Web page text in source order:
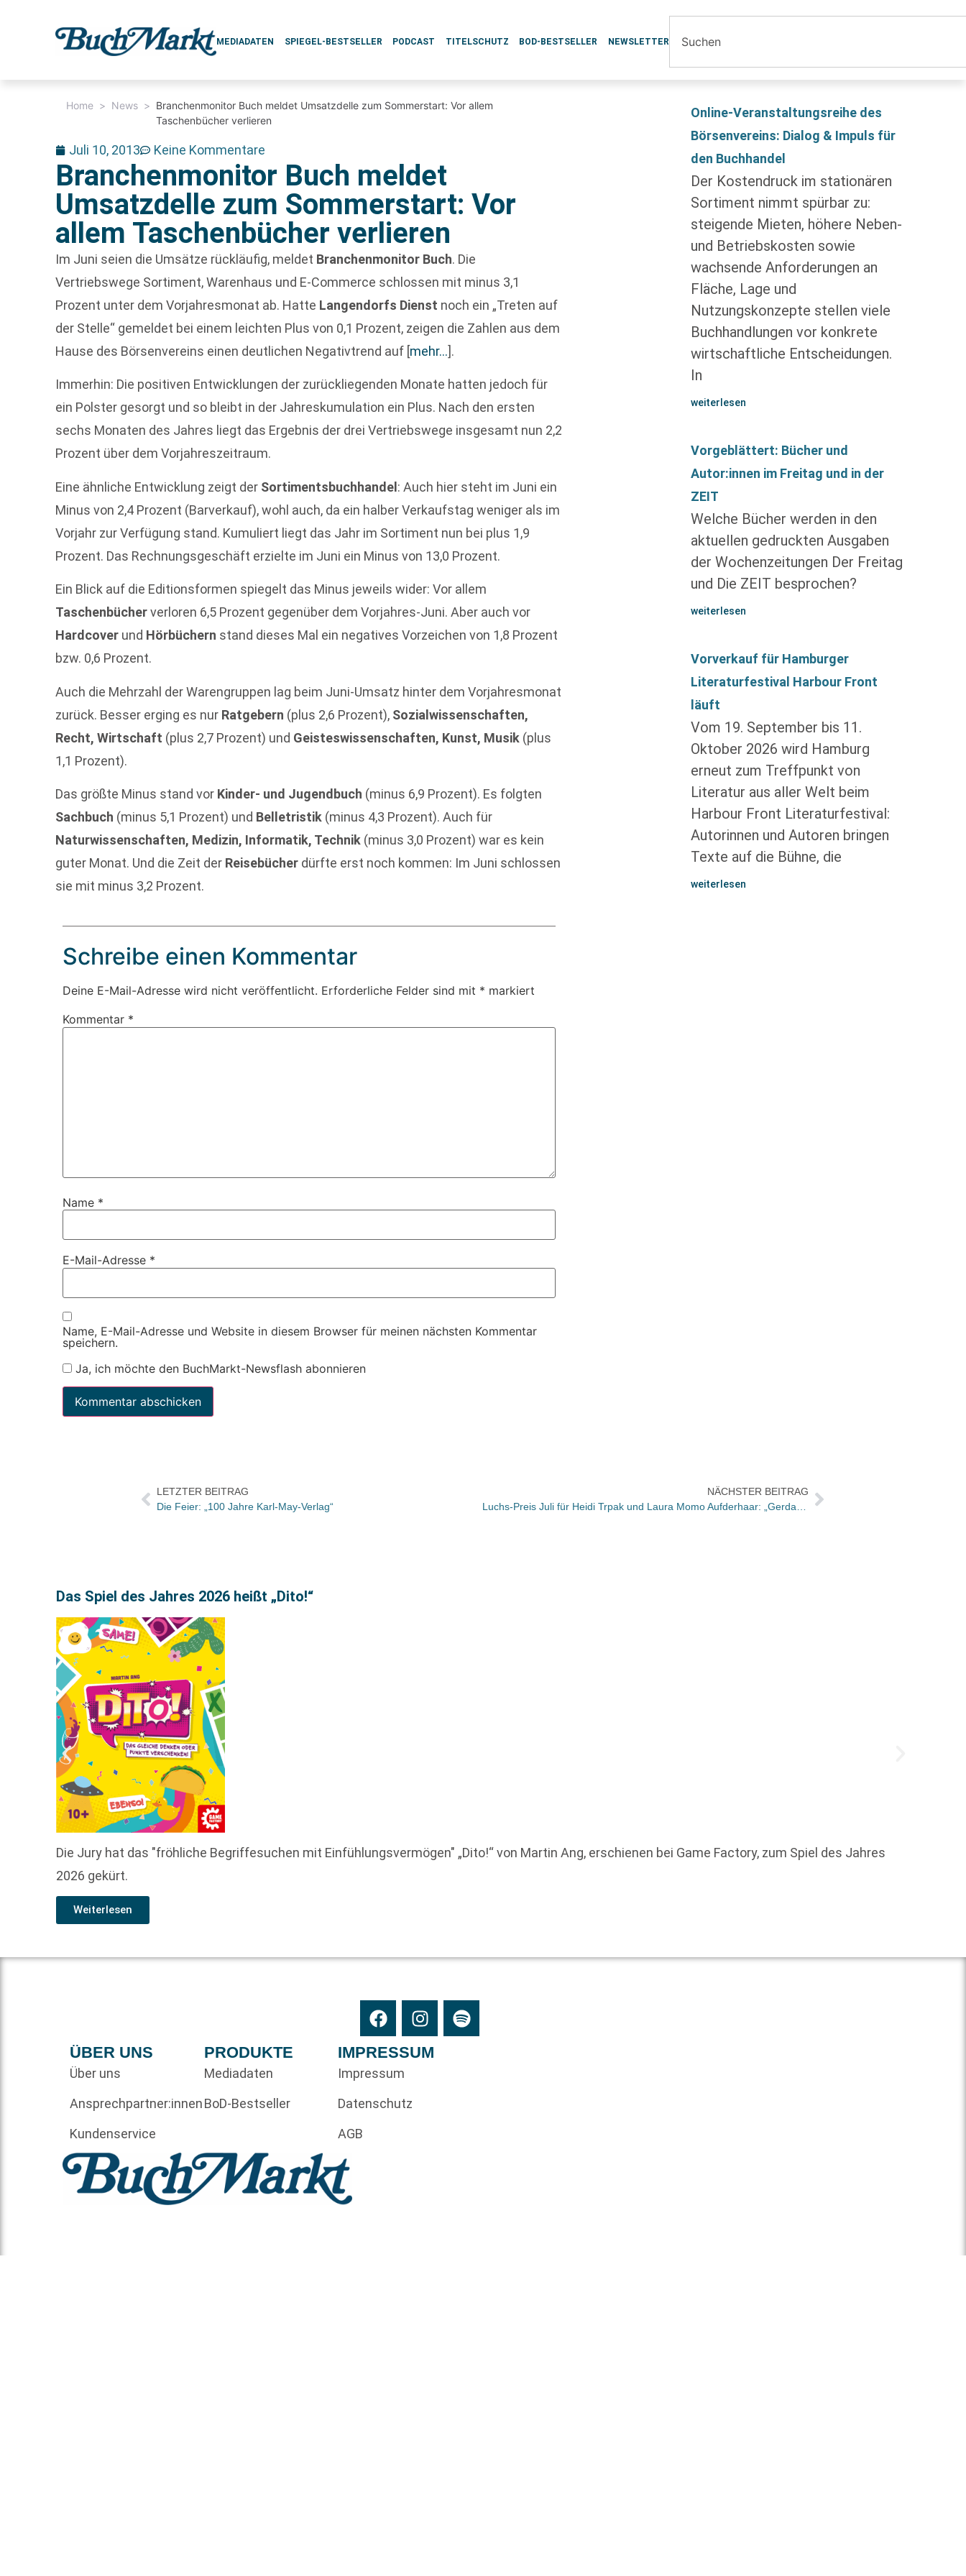
MEDIADATEN SPIEGEL-BESTSELLER PODCAST TITELSCHUTZ BOD-BESTSELLER NEWSLETTER
Home > News > Branchenmonitor Buch meldet Umsatzdelle zum Sommerstart: Vor allem
Taschenbücher verlieren
Juli 10, 2013 Keine Kommentare
Branchenmonitor Buch meldet
Umsatzdelle zum Sommerstart: Vor
allem Taschenbücher verlieren
Im Juni seien die Umsätze rückläufig, meldet Branchenmonitor Buch. Die
Vertriebswege Sortiment, Warenhaus und E-Commerce schlossen mit minus 3,1
Prozent unter dem Vorjahresmonat ab. Hatte Langendorfs Dienst noch ein „Treten auf
der Stelle“ gemeldet bei einem leichten Plus von 0,1 Prozent, zeigen die Zahlen aus dem
Hause des Börsenvereins einen deutlichen Negativtrend auf [mehr…].
Immerhin: Die positiven Entwicklungen der zurückliegenden Monate hatten jedoch für
ein Polster gesorgt und so bleibt in der Jahreskumulation ein Plus. Nach den ersten
sechs Monaten des Jahres liegt das Ergebnis der drei Vertriebswege insgesamt nun 2,2
Prozent über dem Vorjahreszeitraum.
Eine ähnliche Entwicklung zeigt der Sortimentsbuchhandel: Auch hier steht im Juni ein
Minus von 2,4 Prozent (Barverkauf), wohl auch, da ein halber Verkaufstag weniger als im
Vorjahr zur Verfügung stand. Kumuliert liegt das Jahr im Sortiment nun bei plus 1,9
Prozent. Das Rechnungsgeschäft erzielte im Juni ein Minus von 13,0 Prozent.
Ein Blick auf die Editionsformen spiegelt das Minus jeweils wider: Vor allem
Taschenbücherverloren 6,5 Prozent gegenüber dem Vorjahres-Juni. Aber auch vor
Hardcover und Hörbüchern stand dieses Mal ein negatives Vorzeichen von 1,8 Prozent
bzw. 0,6 Prozent.
Auch die Mehrzahl der Warengruppen lag beim Juni-Umsatz hinter dem Vorjahresmonat
zurück. Besser erging es nur Ratgebern (plus 2,6 Prozent), Sozialwissenschaften,
Recht, Wirtschaft (plus 2,7 Prozent) und Geisteswissenschaften, Kunst, Musik (plus
1,1 Prozent).
Das größte Minus stand vor Kinder- und Jugendbuch (minus 6,9 Prozent). Es folgten
Sachbuch (minus 5,1 Prozent) und Belletristik (minus 4,3 Prozent). Auch für
Naturwissenschaften, Medizin, Informatik, Technik (minus 3,0 Prozent) war es kein
guter Monat. Und die Zeit der Reisebücher dürfte erst noch kommen: Im Juni schlossen
sie mit minus 3,2 Prozent.
Schreibe einen Kommentar
Deine E-Mail-Adresse wird nicht veröffentlicht. Erforderliche Felder sind mit * markiert
Kommentar *
Name *
E-Mail-Adresse *
Name, E-Mail-Adresse und Website in diesem Browser für meinen nächsten Kommentar
speichern.
Ja, ich möchte den BuchMarkt-Newsflash abonnieren
Online-Veranstaltungsreihe des
Börsenvereins: Dialog & Impuls für
den Buchhandel
Der Kostendruck im stationären
Sortiment nimmt spürbar zu:
steigende Mieten, höhere Neben-
und Betriebskosten sowie
wachsende Anforderungen an
Fläche, Lage und
Nutzungskonzepte stellen viele
Buchhandlungen vor konkrete
wirtschaftliche Entscheidungen.
In
weiterlesen
Vorgeblättert: Bücher und
Autor:innen im Freitag und in der
ZEIT
Welche Bücher werden in den
aktuellen gedruckten Ausgaben
der Wochenzeitungen Der Freitag
und Die ZEIT besprochen?
weiterlesen
Vorverkauf für Hamburger
Literaturfestival Harbour Front
läuft
Vom 19. September bis 11.
Oktober 2026 wird Hamburg
erneut zum Treffpunkt von
Literatur aus aller Welt beim
Harbour Front Literaturfestival:
Autorinnen und Autoren bringen
Texte auf die Bühne, die
weiterlesen
LETZTER BEITRAG
Die Feier: „100 Jahre Karl-May-Verlag“
NÄCHSTER BEITRAG
Das Spiel des Jahres 2026 heißt „Dito!“
Die Jury hat das "fröhliche Begriffesuchen mit Einfühlungsvermögen" „Dito!“ von Martin Ang, erschienen bei Game Factory, zum Spiel des Jahres
2026 gekürt.
Weiterlesen
ÜBER UNS
Über uns
Ansprechpartner:innen
Kundenservice
PRODUKTE
Mediadaten
BoD-Bestseller
IMPRESSUM
Impressum
Datenschutz
AGB